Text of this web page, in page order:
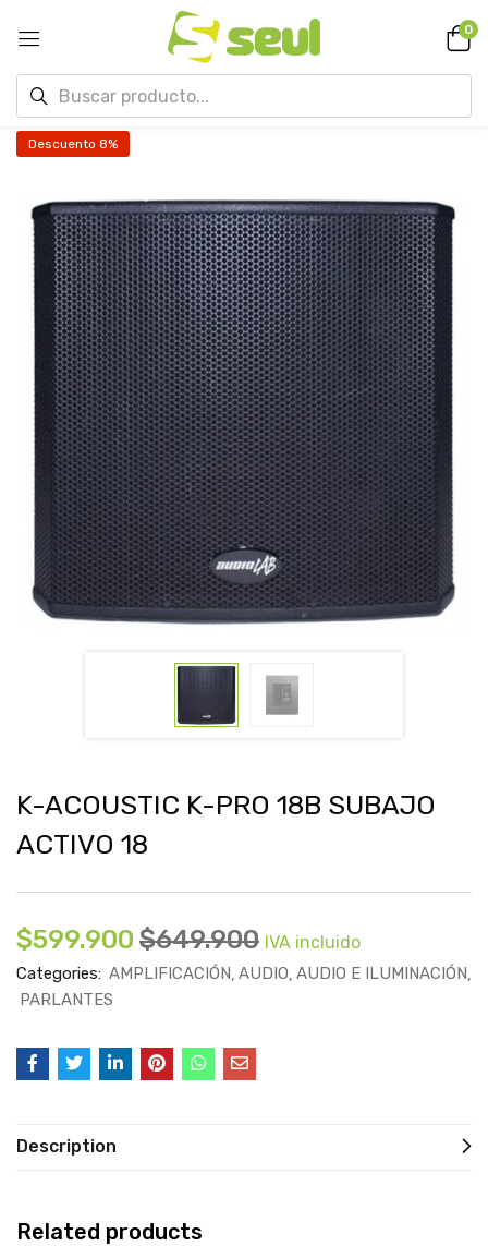
0
Descuento 8%
K-ACOUSTIC K-PRO 18B SUBAJO
ACTIVO 18
$599.900 $649.900 IVA incluido
Categories: AMPLIFICACIÓN AUDIO AUDIO E ILUMINACIÓN
PARLANTES
Description
Related products